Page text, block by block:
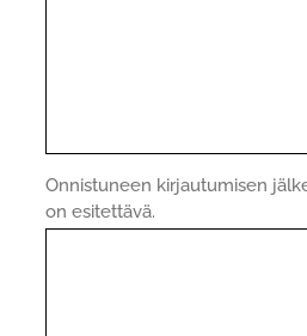
Onnistuneen kirjautumisen
on esitettävä.